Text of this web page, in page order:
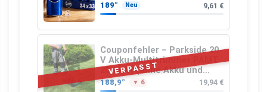
189° Neu 9,61 €
VERPASST
Couponfehler – Parkside 20
V Akku-Multitrimmer PAMT
20-Li A1 (ohne Akku und
Ladegerät)
188,9° ▼ 6 19,94 €